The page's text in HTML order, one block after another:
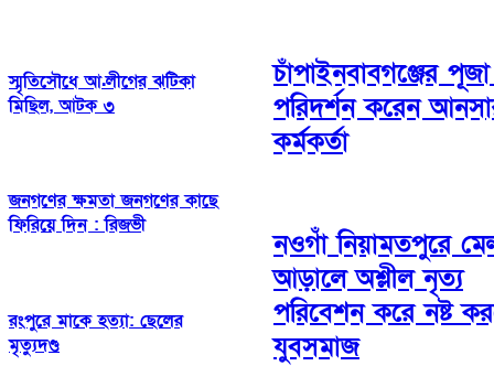
স্মৃতিসৌধে আ.লীগের ঝটিকা
মিছিল, আটক ৩
জনগণের ক্ষমতা জনগণের কাছে
ফিরিয়ে দিন : রিজভী
রংপুরে মাকে হত্যা: ছেলের
মৃত্যুদণ্ড
চাঁপাইনবাবগঞ্জের
পরিদর্শন করেন
কর্মকর্তা
নওগাঁ নিয়ামতপুরে
আড়ালে অশ্লীল নৃত্য
পরিবেশন করে নষ্ট
যুবসমাজ